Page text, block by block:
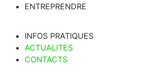
ENTREPRENDRE
INFOS PRATIQUES
ACTUALITES
CONTACTS